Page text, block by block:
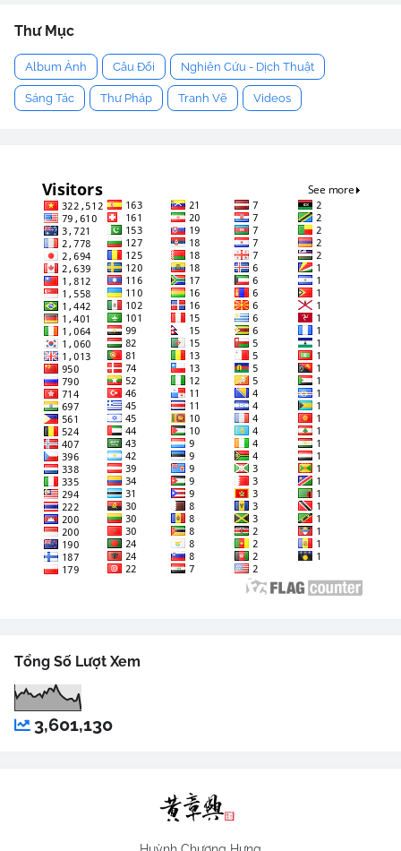
Thư Mục
Album Ảnh Câu Đối Nghiên Cứu - Dịch Thuật
Sáng Tác Thư Pháp Tranh Vẽ Videos
Tổng Số Lượt Xem
3,601,130